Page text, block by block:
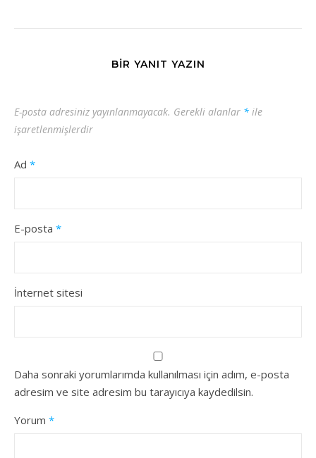
BIR YANIT YAZIN
E-posta adresiniz yayınlanmayacak. Gerekli alanlar * ile
işaretlenmişlerdir
Ad *
E-posta *
İnternet sitesi
Daha sonraki yorumlarımda kullanılması için adım, e-posta
adresim ve site adresim bu tarayıcıya kaydedilsin.
Yorum *